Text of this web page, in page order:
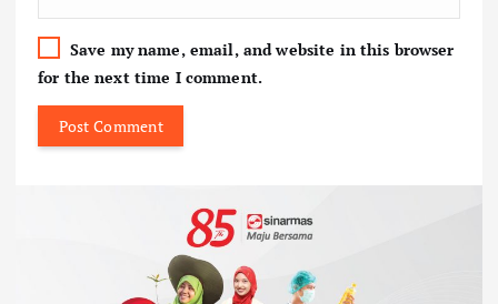
Save my name, email, and website in this browser
for the next time I comment.